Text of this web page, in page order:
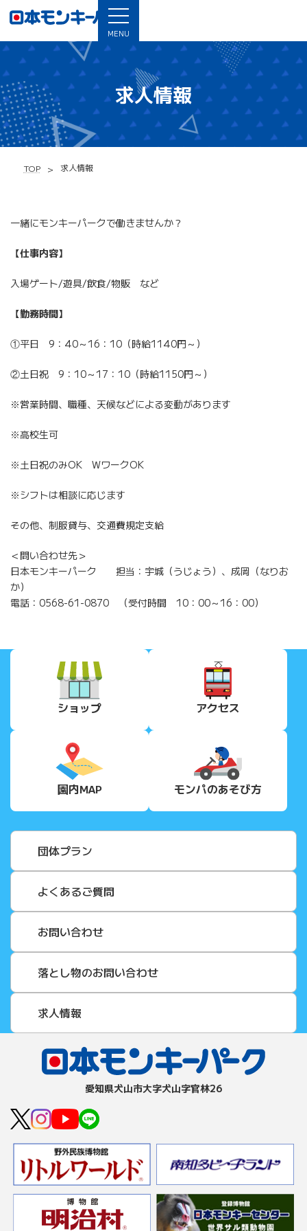
MENU
求人情報
TOP 求人情報
一緒にモンキーパークで働きませんか？
【仕事内容】
入場ゲート/遊具/飲食/物販 など
【勤務時間】
①平日 9：40～16：10（時給1140円～）
②土日祝 9：10～17：10（時給1150円～）
※営業時間、職種、天候などによる変動があります
※高校生可
※土日祝のみOK WワークOK
※シフトは相談に応じます
その他、制服貸与、交通費規定支給
＜問い合わせ先＞
日本モンキーパーク 担当：宇城（うじょう）、成岡（なりお
か）
電話：0568-61-0870 （受付時間 10：00～16：00）
ショップ アクセス
園内MAP モンパのあそび方
団体プラン
よくあるご質問
お問い合わせ
落とし物のお問い合わせ
求人情報
愛知県⽝⼭市⼤字⽝⼭字官林26